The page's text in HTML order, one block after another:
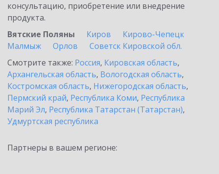
консультацию, приобретение или внедрение
продукта.
Вятские Поляны
Киров
Кирово-Чепецк
Малмыж
Орлов
Советск Кировской обл.
Смотрите также: Россия, Кировская область,
Архангельская область, Вологодская область,
Костромская область, Нижегородская область,
Пермский край, Республика Коми, Республика
Марий Эл, Республика Татарстан (Татарстан),
Удмуртская республика
Партнеры в вашем регионе: